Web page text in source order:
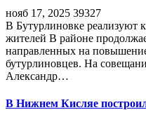
нояб 17, 2025 39327
В Бутурлиновке реализуют
жителей В районе
направленных на
бутурлиновцев. На
Александр…
В Нижнем Кисляе